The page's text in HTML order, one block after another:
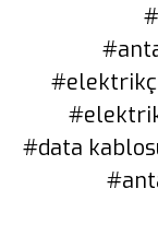
#data